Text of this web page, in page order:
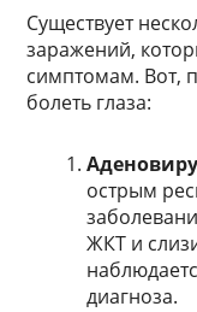
Существует
заражений,
симптомам. Вот,
болеть глаза:
острым
ЖКТ и
диагноза.